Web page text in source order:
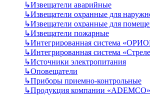
↳Извещатели аварийные
↳Извещатели охранные для
↳Извещатели охранные для
↳Извещатели пожарные
↳Интегрированная система
↳Интегрированная система
↳Источники электропитания
↳Оповещатели
↳Приборы приемно-контрольные
↳Продукция компании «ADEMCO»